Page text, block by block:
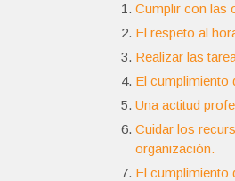
Cumplir con las
El respeto al
Realizar las
El cumplimiento
Una actitud
Cuidar los
organización.
El cumplimiento